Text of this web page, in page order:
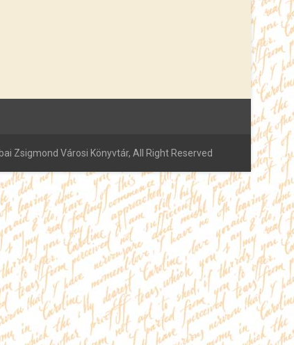
Zsigmond Városi Könyvtár, All Right Reserved